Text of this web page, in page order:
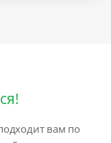
вам по